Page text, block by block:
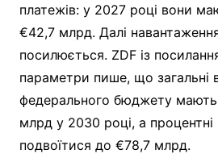
платежів: у 2027 році вони
€42,7 млрд. Далі
посилюється. ZDF із
параметри пише, що загальні
федерального бюджету
млрд у 2030 році, а
подвоїтися до €78,7 млрд.